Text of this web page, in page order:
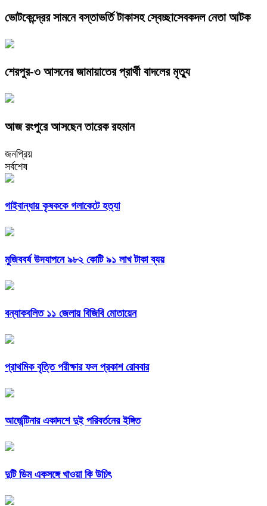
ভোটকেন্দ্রের সামনে বস্তাভর্তি টাকাসহ স্বেচ্ছাসেবকদল নেতা আটক
শেরপুর-৩ আসনের জামায়াতের প্রার্থী বাদলের মৃত্যু
আজ রংপুরে আসছেন তারেক রহমান
জনপ্রিয়
সর্বশেষ
গাইবান্ধায় কৃষককে গলাকেটে হত্যা
মুজিববর্ষ উদযাপনে ৯৮২ কোটি ৯১ লাখ টাকা ব্যয়
বন্যাকবলিত ১১ জেলায় বিজিবি মোতায়েন
প্রাথমিক বৃত্তি পরীক্ষার ফল প্রকাশ রোববার
আর্জেন্টিনার একাদশে দুই পরিবর্তনের ইঙ্গিত
দুটি ডিম একসঙ্গে খাওয়া কি উচিৎ